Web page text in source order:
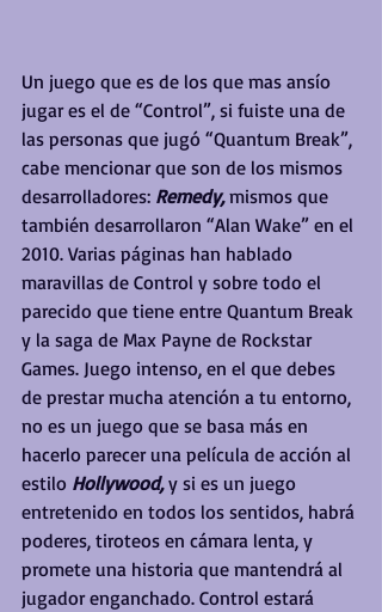
Un juego que es de los que mas ansío
jugar es el de “Control”, si fuiste una de
las personas que jugó “Quantum Break”,
cabe mencionar que son de los mismos
desarrolladores: Remedy, mismos que
también desarrollaron “Alan Wake” en el
2010. Varias páginas han hablado
maravillas de Control y sobre todo el
parecido que tiene entre Quantum Break
y la saga de Max Payne de Rockstar
Games. Juego intenso, en el que debes
de prestar mucha atención a tu entorno,
no es un juego que se basa más en
hacerlo parecer una película de acción al
estilo Hollywood, y si es un juego
entretenido en todos los sentidos, habrá
poderes, tiroteos en cámara lenta, y
promete una historia que mantendrá al
jugador enganchado. Control estará